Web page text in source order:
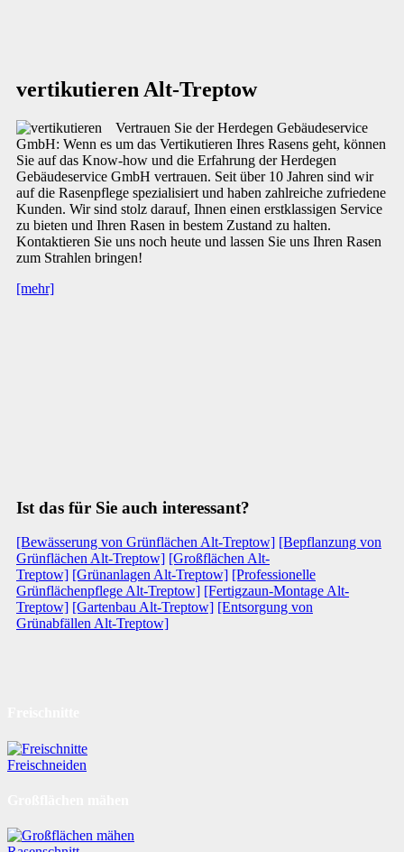
vertikutieren Alt-Treptow
Vertrauen Sie der Herdegen Gebäudeservice
GmbH: Wenn es um das Vertikutieren Ihres Rasens geht, können
Sie auf das Know-how und die Erfahrung der Herdegen
Gebäudeservice GmbH vertrauen. Seit über 10 Jahren sind wir
auf die Rasenpflege spezialisiert und haben zahlreiche zufriedene
Kunden. Wir sind stolz darauf, Ihnen einen erstklassigen Service
zu bieten und Ihren Rasen in bestem Zustand zu halten.
Kontaktieren Sie uns noch heute und lassen Sie uns Ihren Rasen
zum Strahlen bringen!
[mehr]
Ist das für Sie auch interessant?
[Bewässerung von Grünflächen Alt-Treptow] [Bepflanzung von
Grünflächen Alt-Treptow] [Großflächen Alt-
Treptow] [Grünanlagen Alt-Treptow] [Professionelle
Grünflächenpflege Alt-Treptow] [Fertigzaun-Montage Alt-
Treptow] [Gartenbau Alt-Treptow] [Entsorgung von
Grünabfällen Alt-Treptow]
Freischneiden